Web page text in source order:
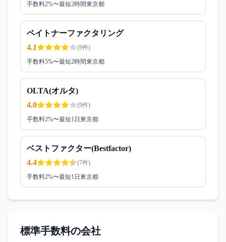
手数料2%〜最短2時間東京都
ペイトナーファクタリング
4.1
(9件)
手数料5%〜最短2時間東京都
OLTA(オルタ)
4.0
(9件)
手数料2%〜最短1日 東京都
ベストファクター(Bestfactor)
4.4
(7件)
手数料2%〜最短1日 東京都
標準手数料の会社